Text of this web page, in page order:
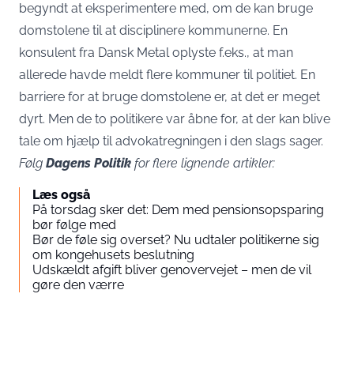
begyndt at eksperimentere med, om de kan bruge
domstolene til at disciplinere kommunerne. En
konsulent fra Dansk Metal oplyste f.eks., at man
allerede havde meldt flere kommuner til politiet. En
barriere for at bruge domstolene er, at det er meget
dyrt. Men de to politikere var åbne for, at der kan blive
tale om hjælp til advokatregningen i den slags sager.
Følg Dagens Politik for flere lignende artikler:
Læs også
På torsdag sker det: Dem med pensionsopsparing
bør følge med
Bør de føle sig overset? Nu udtaler politikerne sig
om kongehusets beslutning
Udskældt afgift bliver genovervejet – men de vil
gøre den værre